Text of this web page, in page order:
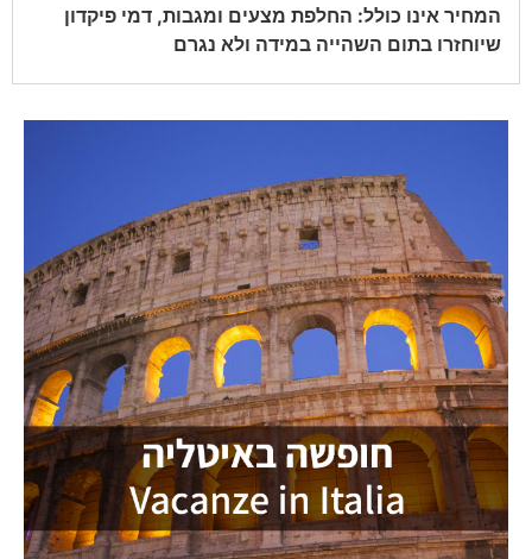
המחיר אינו כולל: החלפת מצעים ומגבות, דמי פיקדון
שיוחזרו בתום השהייה במידה ולא נגרם